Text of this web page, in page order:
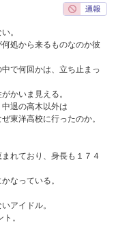
。
処から来るものなのか彼
で何回かは、立ち止まっ
かいま見える。
退の高木以外は
東洋高校に行ったのか。
れており、身長も１７４
なっている。
アイドル。
。